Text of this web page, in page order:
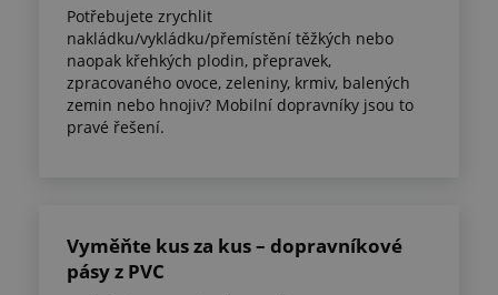
Potřebujete zrychlit
nakládku/vykládku/přemístění těžkých nebo
naopak křehkých plodin, přepravek,
zpracovaného ovoce, zeleniny, krmiv, balených
zemin nebo hnojiv? Mobilní dopravníky jsou to
pravé řešení.
Vyměňte kus za kus – dopravníkové
pásy z PVC